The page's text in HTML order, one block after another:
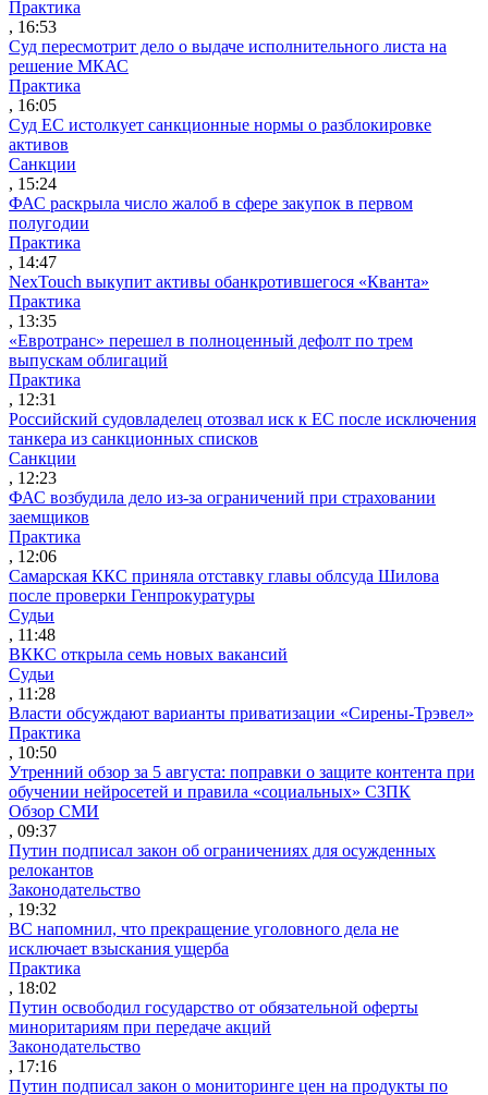
Практика
, 16:53
Суд пересмотрит дело о выдаче исполнительного листа на
решение МКАС
Практика
, 16:05
Суд ЕС истолкует санкционные нормы о разблокировке
активов
Санкции
, 15:24
ФАС раскрыла число жалоб в сфере закупок в первом
полугодии
Практика
, 14:47
NexTouch выкупит активы обанкротившегося «Кванта»
Практика
, 13:35
«Евротранс» перешел в полноценный дефолт по трем
выпускам облигаций
Практика
, 12:31
Российский судовладелец отозвал иск к ЕС после исключения
танкера из санкционных списков
Санкции
, 12:23
ФАС возбудила дело из-за ограничений при страховании
заемщиков
Практика
, 12:06
Самарская ККС приняла отставку главы облсуда Шилова
после проверки Генпрокуратуры
Судьи
, 11:48
ВККС открыла семь новых вакансий
Судьи
, 11:28
Власти обсуждают варианты приватизации «Сирены-Трэвел»
Практика
, 10:50
Утренний обзор за 5 августа: поправки о защите контента при
обучении нейросетей и правила «социальных» СЗПК
Обзор СМИ
, 09:37
Путин подписал закон об ограничениях для осужденных
релокантов
Законодательство
, 19:32
ВС напомнил, что прекращение уголовного дела не
исключает взыскания ущерба
Практика
, 18:02
Путин освободил государство от обязательной оферты
миноритариям при передаче акций
Законодательство
, 17:16
Путин подписал закон о мониторинге цен на продукты по